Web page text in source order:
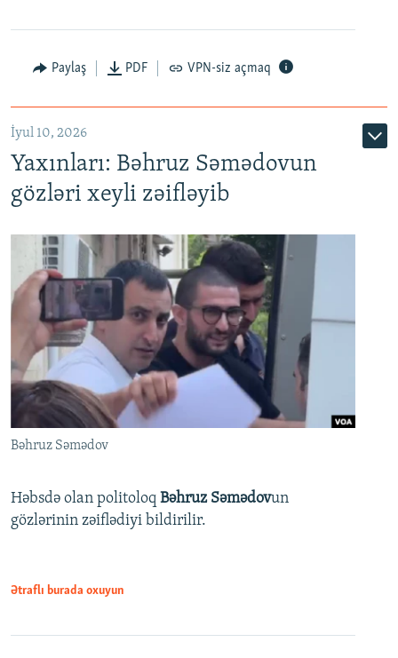
Paylaş PDF VPN-siz açmaq
İyul 10, 2026
Yaxınları: Bəhruz Səmədovun
gözləri xeyli zəifləyib
Bəhruz Səmədov
Həbsdə olan politoloq Bəhruz Səmədovun
gözlərinin zəiflədiyi bildirilir.
Ətraflı burada oxuyun